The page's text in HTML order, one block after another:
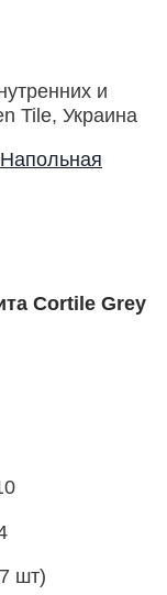
и
Tile, Украина
Напольная
Cortile Grey
шт)